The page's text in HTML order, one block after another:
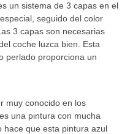
un sistema de 3 capas en el
seguido del color
3 capas son necesarias
coche luzca bien. Esta
perlado proporciona un
muy conocido en los
una pintura con mucha
hace que esta pintura azul